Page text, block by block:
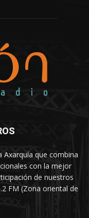
que combina
con la mejor
de nuestros
FM (Zona oriental de